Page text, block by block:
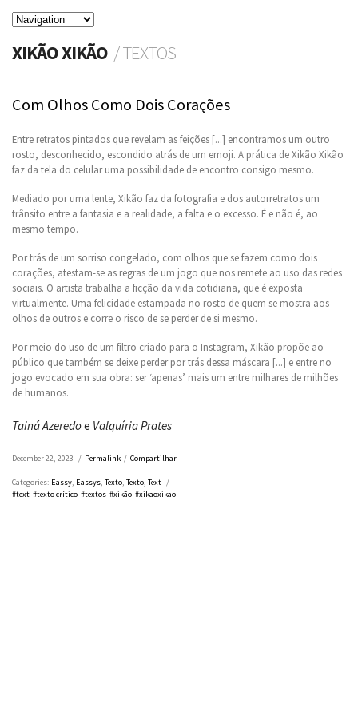
XIKÃO XIKÃO / TEXTOS
Com Olhos Como Dois Corações
Entre retratos pintados que revelam as feições [...] encontramos um outro
rosto, desconhecido, escondido atrás de um emoji. A prática de Xikão Xikão
faz da tela do celular uma possibilidade de encontro consigo mesmo.
Mediado por uma lente, Xikão faz da fotografia e dos autorretratos um
trânsito entre a fantasia e a realidade, a falta e o excesso. É e não é, ao
mesmo tempo.
Por trás de um sorriso congelado, com olhos que se fazem como dois
corações, atestam-se as regras de um jogo que nos remete ao uso das redes
sociais. O artista trabalha a ficção da vida cotidiana, que é exposta
virtualmente. Uma felicidade estampada no rosto de quem se mostra aos
olhos de outros e corre o risco de se perder de si mesmo.
Por meio do uso de um filtro criado para o Instagram, Xikão propõe ao
público que também se deixe perder por trás dessa máscara [...] e entre no
jogo evocado em sua obra: ser ‘apenas’ mais um entre milhares de milhões
de humanos.
Tainá Azeredoe Valquíria Prates
December 22, 2023 / Permalink / Compartilhar
Categories: Eassy Eassys Texto Texto, Text /
#text #texto crítico #textos #xikão #xikaoxikao